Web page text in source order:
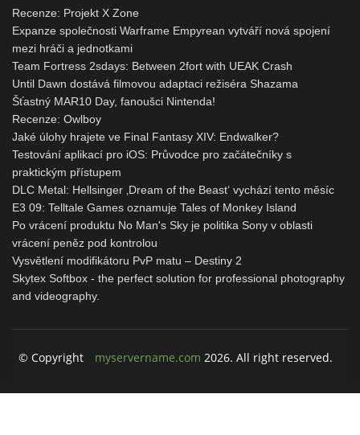
Recenze: Projekt X Zone
Expanze společnosti Warframe Empyrean vytváří nová spojení
mezi hráči a jednotkami
Team Fortress 2sdays: Between 2fort with UEAK Crash
Until Dawn dostává filmovou adaptaci režiséra Shazama
Šťastný MAR10 Day, fanoušci Nintenda!
Recenze: Owlboy
Jaké úlohy hrajete ve Final Fantasy XIV: Endwalker?
Testování aplikací pro iOS: Průvodce pro začátečníky s
praktickým přístupem
DLC Metal: Hellsinger ‚Dream of the Beast‘ vychází tento měsíc
E3 09: Telltale Games oznamuje Tales of Monkey Island
Po vrácení produktu No Man's Sky je politika Sony v oblasti
vrácení peněz pod kontrolou
Vysvětlení modifikátoru PvP matu – Destiny 2
Skytex Softbox - the perfect solution for professional photography
and videography.
© Copyright myservername.com 2026. All right reserved.